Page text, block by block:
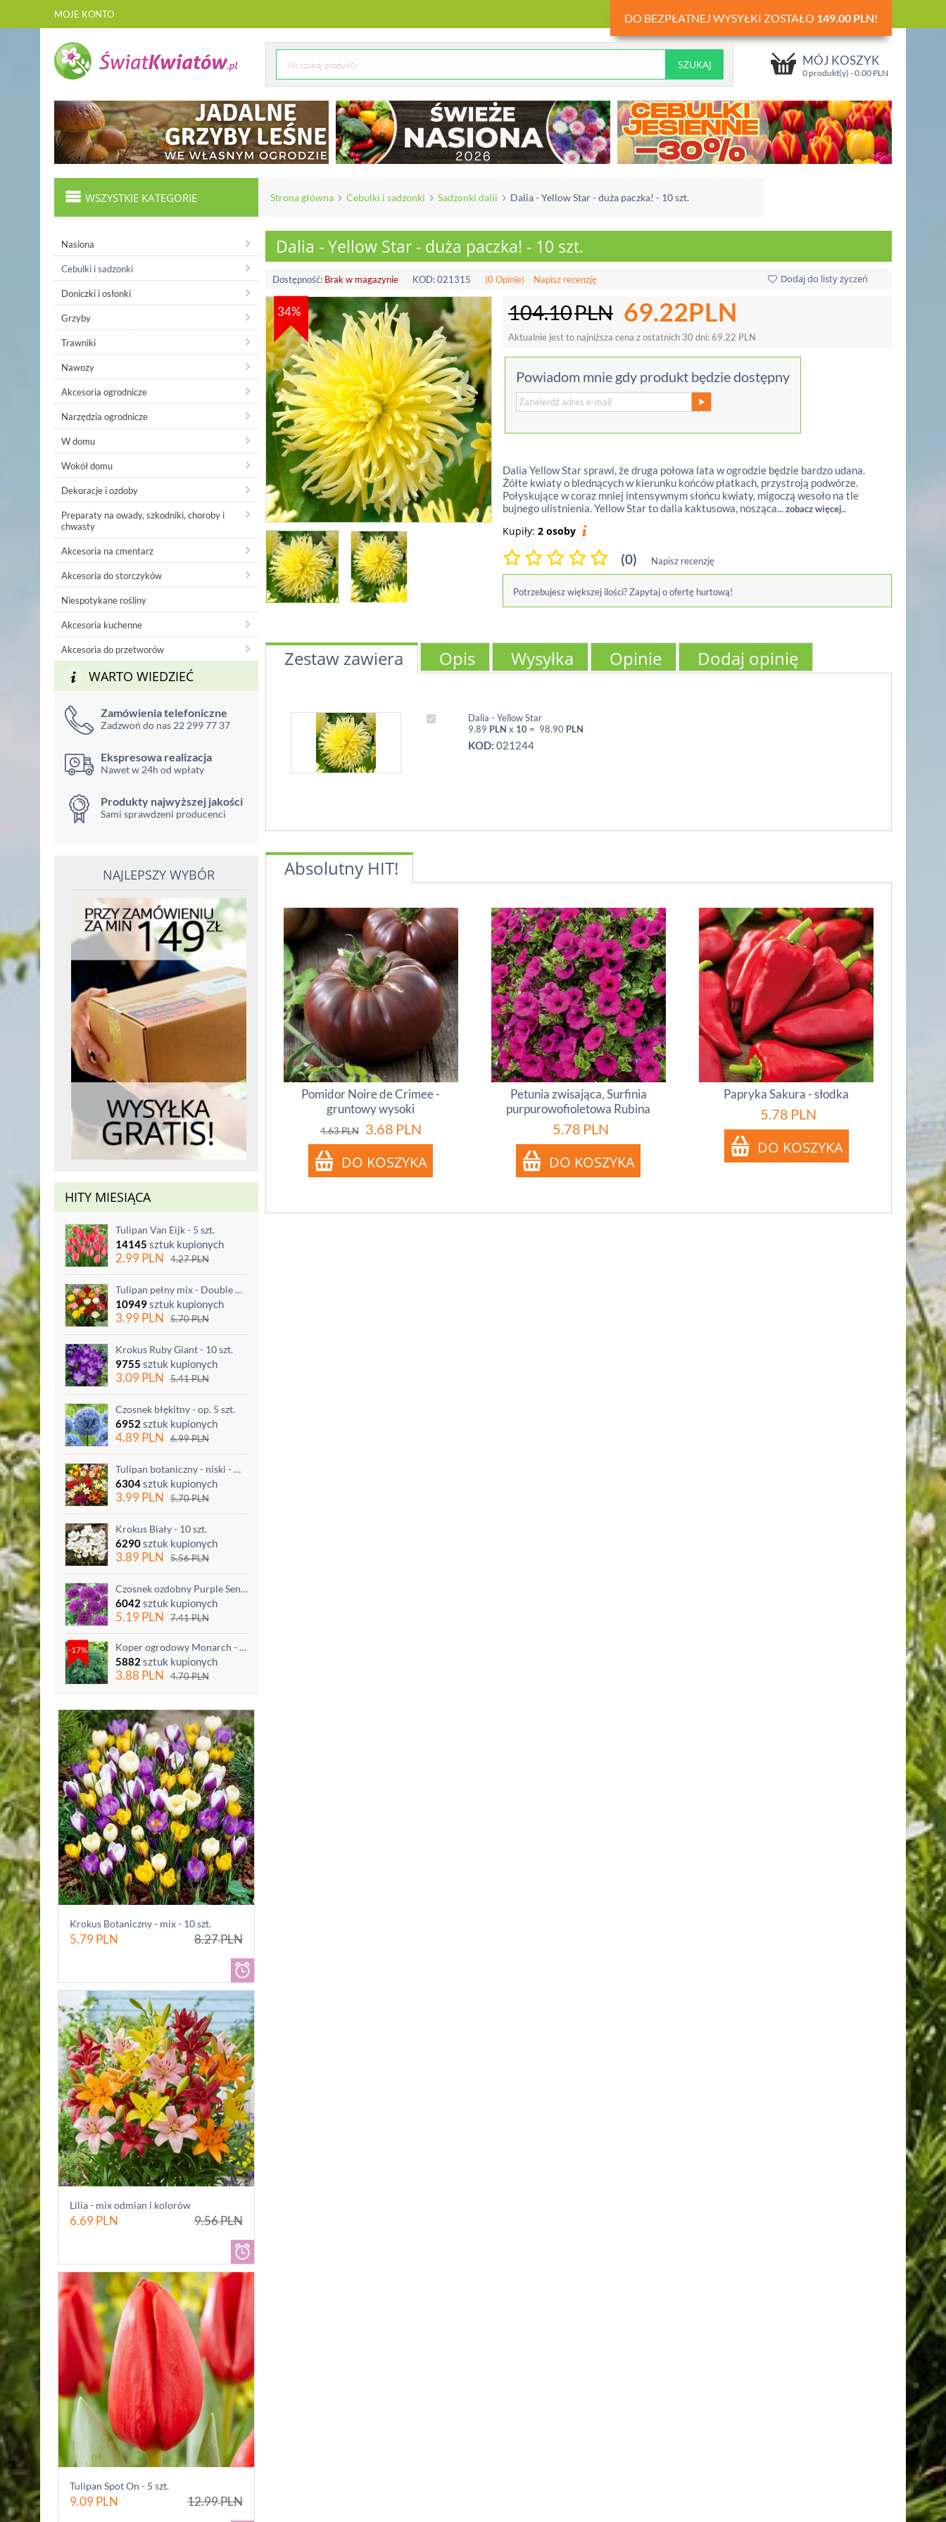
MOJE KONTO DO BEZPŁATNEJ WYSYŁKI ZOSTAŁO 149.00 PLN!
MÓJ KOSZYK
0 produkt(y) -0.00 PLN
WSZYSTKIE KATEGORIE Strona główna Cebulki i sadzonki Sadzonki dalii Dalia - Yellow Star - duża paczka! - 10 szt.
Nasiona
Cebulki i sadzonki
Doniczki i osłonki
Grzyby
Trawniki
Nawozy
Akcesoria ogrodnicze
Narzędzia ogrodnicze
W domu
Wokół domu
Dekoracje i ozdoby
Preparaty na owady, szkodniki, choroby i
chwasty
Akcesoria na cmentarz
Akcesoria do storczyków
Niespotykane rośliny
Akcesoria kuchenne
Akcesoria do przetworów
WARTO WIEDZIEĆ
Zamówienia telefoniczne
Zadzwoń do nas 22 299 77 37
Ekspresowa realizacja
Nawet w 24h od wpłaty
Produkty najwyższej jakości
Sami sprawdzeni producenci
NAJLEPSZY WYBÓR
HITY MIESIĄCA
Tulipan Van Eijk - 5 szt.
14145 sztuk kupionych
2.99PLN 4.27PLN
Tulipan pełny mix - Double mix - 5 szt.
10949sztuk kupionych
3.99PLN 5.70PLN
Krokus Ruby Giant - 10 szt.
9755 sztuk kupionych
3.09PLN 5.41PLN
Czosnek błękitny - op. 5 szt.
6952 sztuk kupionych
4.89PLN 6.99PLN
Tulipan botaniczny - niski - mix kolorów - 5 szt.
6304sztuk kupionych
3.99PLN 5.70PLN
Krokus Biały - 10 szt.
6290sztuk kupionych
3.89PLN 5.56PLN
Czosnek ozdobny Purple Sensation - op. 3 szt.
6042 sztuk kupionych
5.19PLN 7.41PLN
-17% Koper ogrodowy Monarch - po ścięciu odrasta
5882 sztuk kupionych
3.88 PLN 4.70PLN
Krokus Botaniczny - mix - 10 szt.
5.79PLN 8.27PLN
Lilia - mix odmian i kolorów
6.69PLN 9.56PLN
Tulipan Spot On - 5 szt.
9.09PLN 12.99PLN
Dalia - Yellow Star - duża paczka! - 10 szt.
Dostępność: Brak w magazynie KOD:021315 (0 Opinie) Napisz recenzję Dodaj do listy życzeń
34% 104.10PLN 69.22PLN
Aktualnie jest to najniższa cena z ostatnich 30 dni:69.22 PLN
Powiadom mnie gdy produkt będzie dostępny
Dalia Yellow Star sprawi, że druga połowa lata w ogrodzie będzie bardzo udana.
Żółte kwiaty o blednących w kierunku końców płatkach, przystroją podwórze.
Połyskujące w coraz mniej intensywnym słońcu kwiaty, migoczą wesoło na tle
bujnego ulistnienia. Yellow Star to dalia kaktusowa, nosząca...zobacz więcej..
Kupiły: 2 osoby
(0) Napisz recenzję
Potrzebujesz większej ilości? Zapytaj o ofertę hurtową!
Zestaw zawiera Opis Wysyłka Opinie Dodaj opinię
Dalia - Yellow Star
9.89 PLN x 10 = 98.90 PLN
KOD: 021244
Absolutny HIT!
Pomidor Noire de Crimee -
gruntowy wysoki
4.63PLN 3.68 PLN
Petunia zwisająca, Surfinia
purpurowofioletowa Rubina
5.78 PLN
Papryka Sakura - słodka
5.78 PLN